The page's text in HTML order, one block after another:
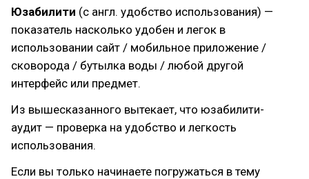
Юзабилити (с англ. удобство использования) —
показатель насколько удобен и легок в
использовании сайт / мобильное приложение /
сковорода / бутылка воды / любой другой
интерфейс или предмет.
Из вышесказанного вытекает, что юзабилити-
аудит — проверка на удобство и легкость
использования.
Если вы только начинаете погружаться в тему